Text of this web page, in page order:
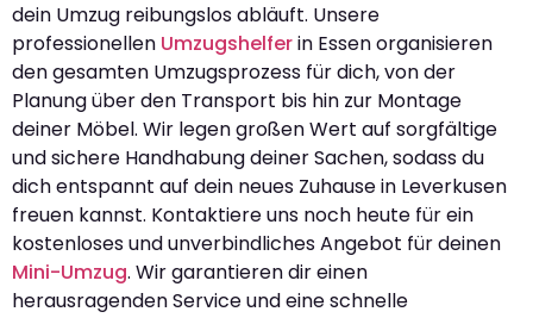
dein Umzug reibungslos abläuft. Unsere
professionellen Umzugshelferin Essen organisieren
den gesamten Umzugsprozess für dich, von der
Planung über den Transport bis hin zur Montage
deiner Möbel. Wir legen großen Wert auf sorgfältige
und sichere Handhabung deiner Sachen, sodass du
dich entspannt auf dein neues Zuhause in Leverkusen
freuen kannst. Kontaktiere uns noch heute für ein
kostenloses und unverbindliches Angebot für deinen
Mini-Umzug. Wir garantieren dir einen
herausragenden Service und eine schnelle